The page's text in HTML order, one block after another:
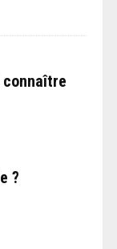
connaître
?